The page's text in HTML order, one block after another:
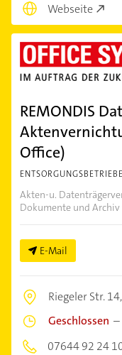
Webseite
REMONDIS
Office)
ENTSORGUNGSBETRIEBE
Akten-u.
Dokumente und
E-Mail
Riegeler Str. 14,
Geschlossen –
07644 92 24